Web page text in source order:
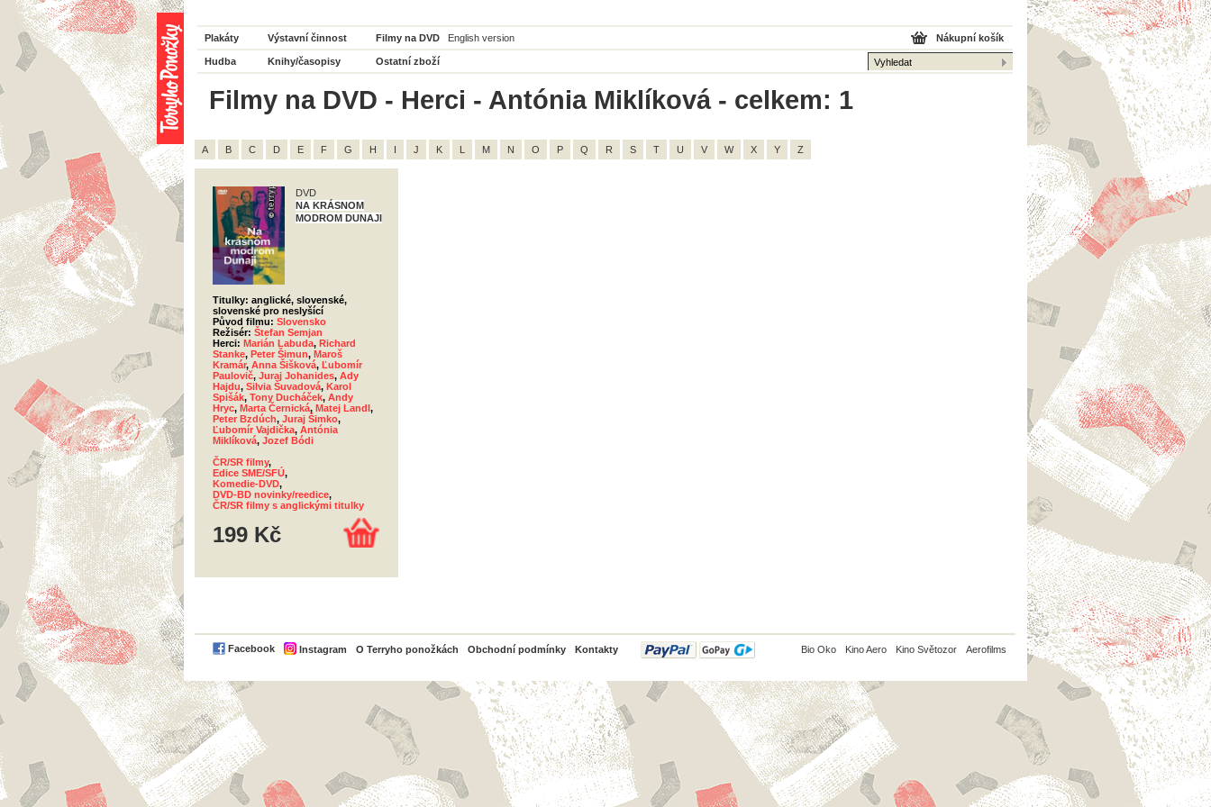
Plakáty Výstavní činnost Filmy na DVD English version
Hudba Knihy/časopisy Ostatní zboží
Nákupní košík
Filmy na DVD - Herci - Antónia Miklíková - celkem: 1
A B C D E F G H I J K L M N O P Q R S T U V W X Y Z
DVD
NA KRÁSNOM
MODROM DUNAJI
Titulky: anglické, slovenské,
slovenské pro neslyšící
Původ filmu: Slovensko
Režisér: Štefan Semjan
Herci: Marián Labuda, Richard
Stanke, Peter Šimun, Maroš
Kramár, Anna Šišková, Ľubomír
Paulovič, Juraj Johanides, Ady
Hajdu, Silvia Šuvadová, Karol
Spišák, Tony Ducháček, Andy
Hryc, Marta Černická, Matej Landl,
Peter Bzdúch, Juraj Šimko,
Ľubomír Vajdička, Antónia
Miklíková, Jozef Bódi
ČR/SR filmy,
Edice SME/SFÚ,
Komedie-DVD,
DVD-BD novinky/reedice,
ČR/SR filmy s anglickými titulky
199 Kč
Facebook Instagram O Terryho ponožkách Obchodní podmínky Kontakty
PayPal Bio Oko Kino Aero Kino Světozor Aerofilms